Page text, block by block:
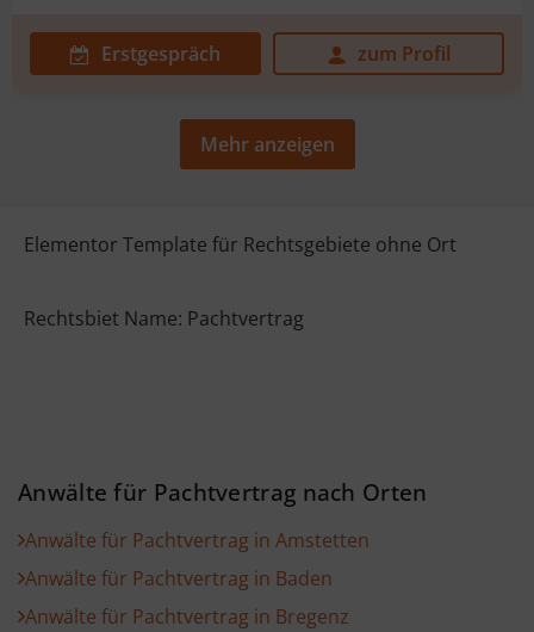
Erstgespräch zum Profil
Mehr anzeigen
Elementor Template für Rechtsgebiete ohne Ort
Rechtsbiet Name: Pachtvertrag
Anwälte für Pachtvertrag nach Orten
Anwälte für Pachtvertrag in Amstetten
Anwälte für Pachtvertrag in Baden
Anwälte für Pachtvertrag in Bregenz